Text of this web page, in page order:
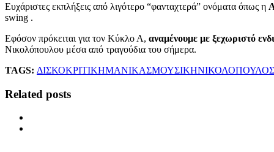
Ευχάριστες εκπλήξεις από λιγότερο “φανταχτερά” ονόματα όπως η
swing .
Εφόσον πρόκειται για τον Κύκλο Α, αναμένουμε με ξεχωριστό
Νικολόπουλου μέσα από τραγούδια του σήμερα.
TAGS: ΔΙΣΚΟΚΡΙΤΙΚΗΜΑΝΙΚΑΣΜΟΥΣΙΚΗΝΙΚΟΛΟΠΟΥΛΟΣ
Related posts